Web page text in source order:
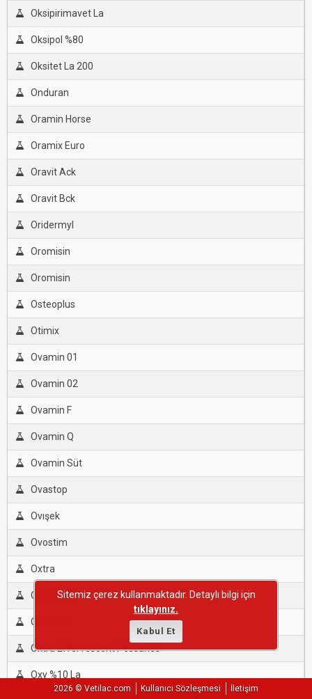
Oksipirimavet La
Oksipol %80
Oksitet La 200
Onduran
Oramin Horse
Oramix Euro
Oravit Ack
Oravit Bck
Oridermyl
Oromisin
Oromisin
Osteoplus
Otimix
Ovamin 01
Ovamin 02
Ovamin F
Ovamin Q
Ovamin Süt
Ovastop
Ovışek
Ovostim
Oxtra
Oxtra %10
Oxtra Dd
Oxtra Effervescent Pessaries
Oxy %10 La
2026 © Vetilac.com Kullanıcı Sözleşmesi İletişim
Sitemiz çerez kullanmaktadır. Detaylı bilgi için
tıklayınız.
Kabul Et